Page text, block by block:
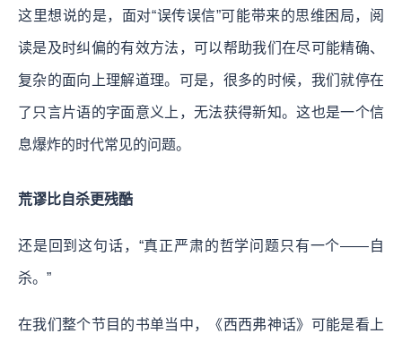
这里想说的是，面对“误传误信”可能带来的思维困局，阅
读是及时纠偏的有效方法，可以帮助我们在尽可能精确、
复杂的面向上理解道理。可是，很多的时候，我们就停在
了只言片语的字面意义上，无法获得新知。这也是一个信
息爆炸的时代常见的问题。
荒谬比自杀更残酷
还是回到这句话，“真正严肃的哲学问题只有一个——自
杀。”
在我们整个节目的书单当中，《西西弗神话》可能是看上